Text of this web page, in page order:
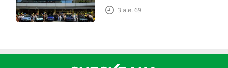
Grand Tour ณ สำนักงาน
3 ส.ค. 69